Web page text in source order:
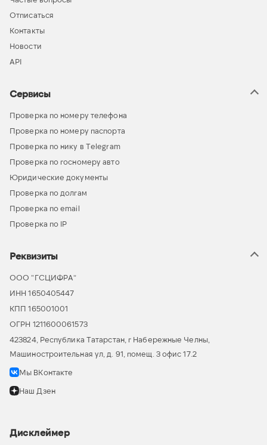
Отписаться
Контакты
Новости
API
Сервисы
Проверка по номеру телефона
Проверка по номеру паспорта
Проверка по нику в Telegram
Проверка по госномеру авто
Юридические документы
Проверка по долгам
Проверка по email
Проверка по IP
Реквизиты
ООО “ГСЦИФРА”
ИНН 1650405447
КПП 165001001
ОГРН 1211600061573
423824, Республика Татарстан, г Набережные Челны,
Машиностроительная ул, д. 91, помещ. 3 офис 17.2
Мы ВКонтакте
Наш Дзен
Дисклеймер